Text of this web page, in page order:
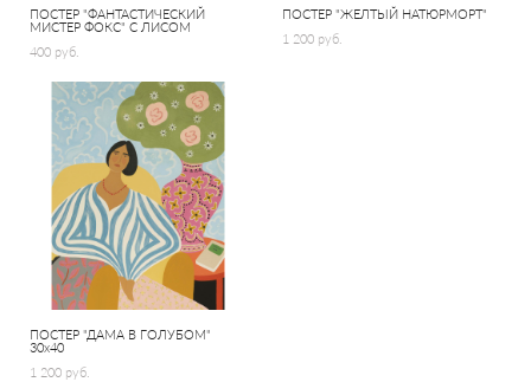
ПОСТЕР "ФАНТАСТИЧЕСКИЙ
МИСТЕР ФОКС" С ЛИСОМ
400 pуб.
ПОСТЕР "ЖЕЛТЫЙ НАТЮРМОРТ"
1 200 pуб.
ПОСТЕР "ДАМА В ГОЛУБОМ"
30х40
1 200 pуб.